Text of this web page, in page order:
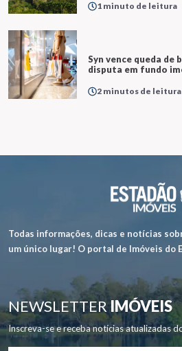
1 minuto de leitura
Syn vence queda de
disputa em fundo
2 minutos de leitura
Todas informações, dicas e notícias
um único lugar! O portal de Imóveis do
NEWSLETTERIMÓVEIS
Inscreva-se e receba notícias atualizadas